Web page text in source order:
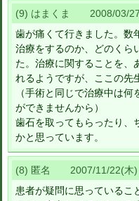
(9) はまくま 2008/03/
歯が痛くて行きました。数
治療をするのか、どのくら
た。治療に関することを、
れるようですが、ここの先
（手術と同じで治療中は
ができませんから）
歯石を取ってもらったり、
かと思っています。
(8) 匿名 2007/11/22(木
患者が疑問に思っているこ